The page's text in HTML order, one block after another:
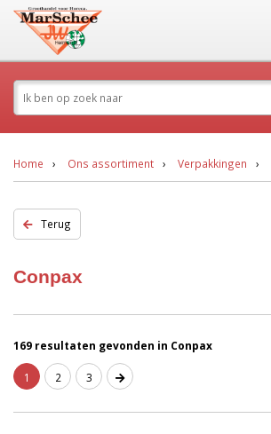
Home Ons assortiment Verpakkingen
Terug
Conpax
169 resultaten gevonden in Conpax
1 2 3